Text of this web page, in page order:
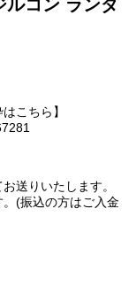
ルコン ランダ
こちら】
送りいたします。
(振込の方はご入金